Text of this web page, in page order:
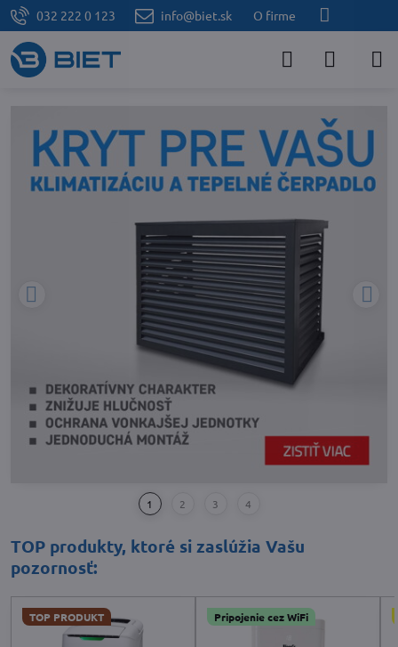
032 222 0 123 info@biet.sk O firme
TOP produkty, ktoré si zaslúžia Vašu
pozornosť:
TOP PRODUKT Pripojenie cez WiFi